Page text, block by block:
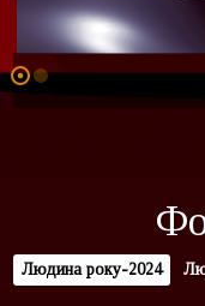
Людина року-2024